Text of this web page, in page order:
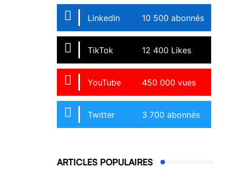
LinkedIn 10 500 abonnés
TikTok 12 400 Likes
YouTube 450 000 vues
Twitter 3 700 abonnés
ARTICLES POPULAIRES